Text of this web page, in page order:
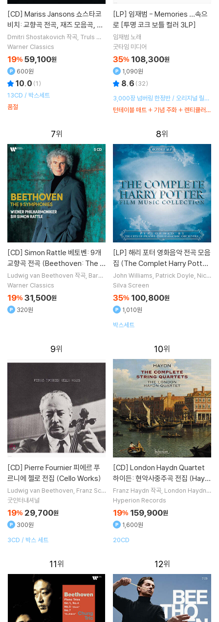
[CD]
비치: 교향곡 전곡, 재즈 모음곡, 협
주곡 (Shostakovich : The Com
plete Symphonies, Cello Conc
ertos & Piano Concertos)
Dmitri Shostakovich 작곡 Truls Mo
rk Mikhail Rudy연주
Warner Classics
19% 59,100원
600원
10.0 (1)
13CD / 박스세트
품절
[LP]
로 [투명 코크 보틀 컬러 3LP]
임재범 노래
굿타임 미디어
턴테이블 매트 + 기념 주화 + 렌티큘러
35% 108,300원
1,090원
8.6 (32)
3,000장 넘버링 한정반 / 오리지널 릴테
이프 복원
7
[CD]
교향곡 전곡 (Beethoven: The 9
Symphonies) [5CD 박스세트]
Ludwig van Beethoven 작곡 Barba
ra Bonney Birgit Remmert
Warner Classics
19% 31,500원
320원
8
[LP]
집 (The Complet Harry Potter
Music Film Collection) [4LP]
John Williams Patrick Doyle Nich
olas Hooper
Silva Screen
35% 100,800원
1,010원
박스세트
9
[CD]
르니에 첼로 전집 (Cello Works)
Ludwig van Beethoven Franz Sch
ubert Piotr I. Tchaikovsky
굿인터내셔널
19% 29,700원
300원
3CD / 박스 세트
10
[CD]
하이든: 현악사중주곡 전집 (Hayd
n: The Complete String Quart
ets) [박스세트]
Franz Haydn 작곡 London Haydn
Quartet실내악
Hyperion Records
19% 159,900원
1,600원
20CD
11 12